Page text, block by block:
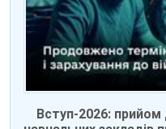
Вступ-2026: прийом